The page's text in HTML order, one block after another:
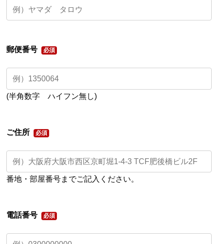
企業情報About Us
郵便番号
(半角数字 ハイフン無し)
ご住所
番地・部屋番号までご記入ください。
電話番号